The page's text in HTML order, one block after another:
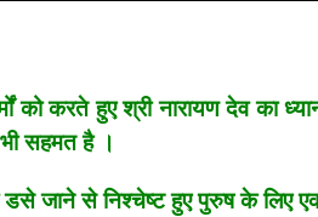
को करते हुए श्री नारायण देव का
सहमत है ।
डसे जाने से निश्चेष्ट हुए पुरुष के